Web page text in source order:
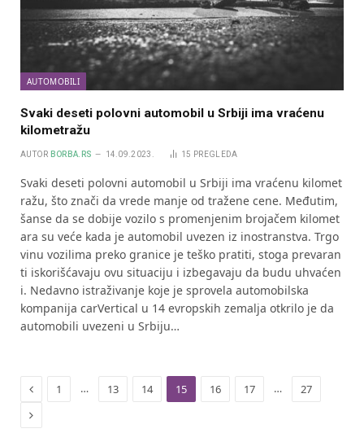
AUTOMOBILI
Svaki deseti polovni automobil u Srbiji ima vraćenu
kilometražu
AUTOR BORBA.RS 14.09.2023. 15 PREGLEDA
Svaki deseti polovni automobil u Srbiji ima vraćenu kilomet
ražu, što znači da vrede manje od tražene cene. Međutim,
šanse da se dobije vozilo s promenjenim brojačem kilomet
ara su veće kada je automobil uvezen iz inostranstva. Trgo
vinu vozilima preko granice je teško pratiti, stoga prevaran
ti iskorišćavaju ovu situaciju i izbegavaju da budu uhvaćen
i. Nedavno istraživanje koje je sprovela automobilska
kompanija carVertical u 14 evropskih zemalja otkrilo je da
automobili uvezeni u Srbiju…
Previous
1 … 13 14 15 16 17 … 27
Next